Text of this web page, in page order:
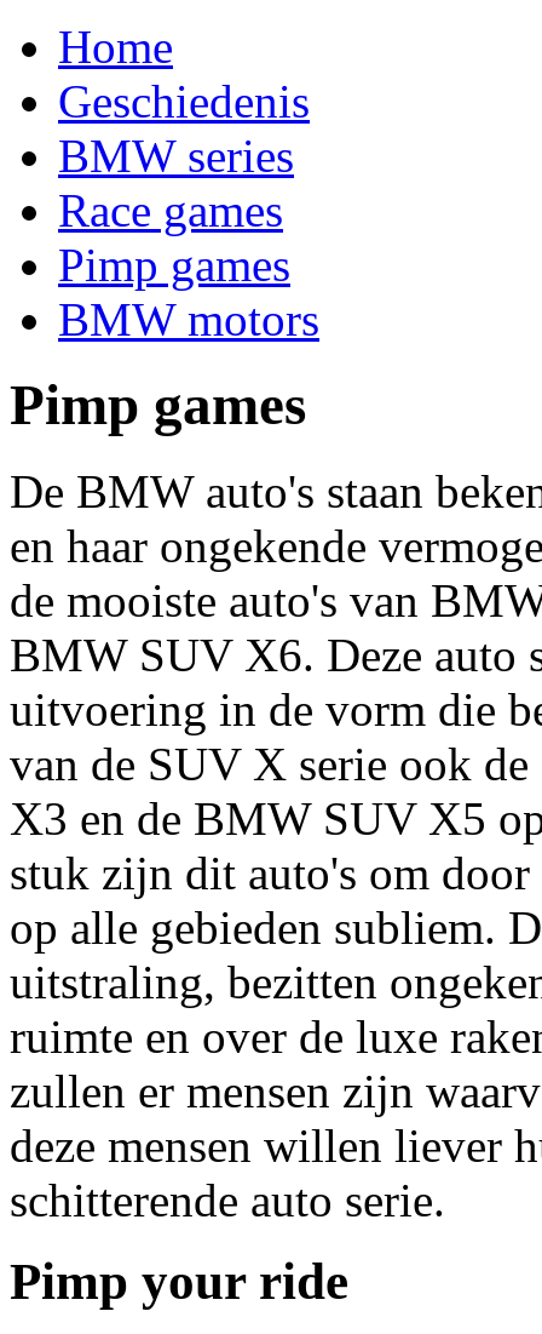
Home
Geschiedenis
BMW series
Race games
Pimp games
BMW motors
Pimp games
De BMW auto's staan
en haar ongekende
de mooiste auto's van
BMW SUV X6. Deze auto
uitvoering in de vorm die
van de SUV X serie ook
X3 en de BMW SUV X5
stuk zijn dit auto's om
op alle gebieden subliem.
uitstraling, bezitten
ruimte en over de luxe
zullen er mensen zijn
deze mensen willen liever
schitterende auto serie.
Pimp your ride